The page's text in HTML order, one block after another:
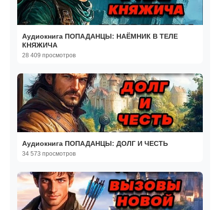
Аудиокнига ПОПАДАНЦЫ: НАЁМНИК В ТЕЛЕ
КНЯЖИЧА
28 409 просмотров
Аудиокнига ПОПАДАНЦЫ: ДОЛГ И ЧЕСТЬ
34 573 просмотров